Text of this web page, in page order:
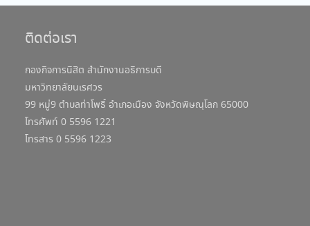
ติดต่อเรา
กองกิจการนิสิต สำนักงานอธิการบดี
มหาวิทยาลัยนเรศวร
99 หมู่9 ตำบลท่าโพธิ์ อำเภอเมือง จังหวัดพิษณุโลก 65000
โทรศัพท์ 0 5596 1221
โทรสาร 0 5596 1223